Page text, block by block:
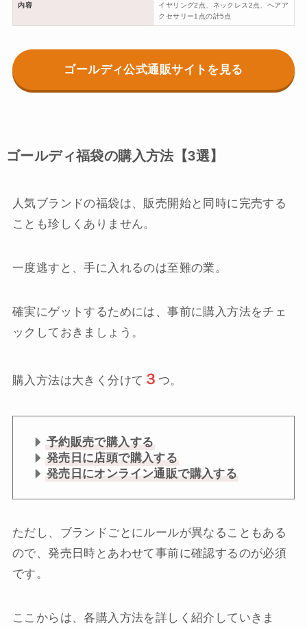
内容
イヤリング2点、ネックレス2点、ヘアア
クセサリー1点の計5点
ゴールディ公式通販サイトを見る
ゴールディ福袋の購入方法【3選】
人気ブランドの福袋は、販売開始と同時に完売する
ことも珍しくありません。
一度逃すと、手に入れるのは至難の業。
確実にゲットするためには、事前に購入方法をチェ
ックしておきましょう。
購入方法は大きく分けて ３ つ。
予約販売で購入する
発売日に店頭で購入する
発売日にオンライン通販で購入する
ただし、ブランドごとにルールが異なることもある
ので、発売日時とあわせて事前に確認するのが必須
です。
ここからは、各購入方法を詳しく紹介していきま